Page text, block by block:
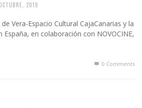
2019
Vera-Espacio Cultural CajaCanarias y la
España, en colaboración con NOVOCINE,
0 Comments